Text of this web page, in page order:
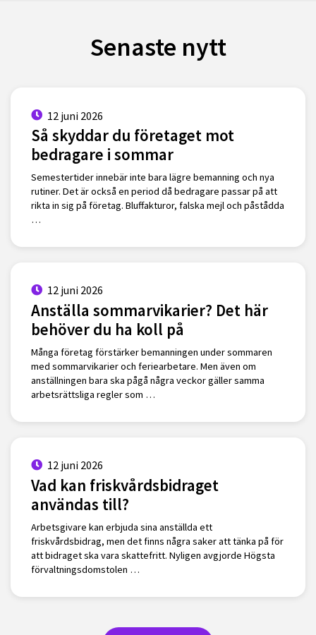
Senaste nytt
12 juni 2026
Så skyddar du företaget mot
bedragare i sommar
Semestertider innebär inte bara lägre bemanning och nya
rutiner. Det är också en period då bedragare passar på att
rikta in sig på företag. Bluffakturor, falska mejl och påstådda
…
12 juni 2026
Anställa sommarvikarier? Det här
behöver du ha koll på
Många företag förstärker bemanningen under sommaren
med sommarvikarier och feriearbetare. Men även om
anställningen bara ska pågå några veckor gäller samma
arbetsrättsliga regler som …
12 juni 2026
Vad kan friskvårdsbidraget
användas till?
Arbetsgivare kan erbjuda sina anställda ett
friskvårdsbidrag, men det finns några saker att tänka på för
att bidraget ska vara skattefritt. Nyligen avgjorde Högsta
förvaltningsdomstolen …